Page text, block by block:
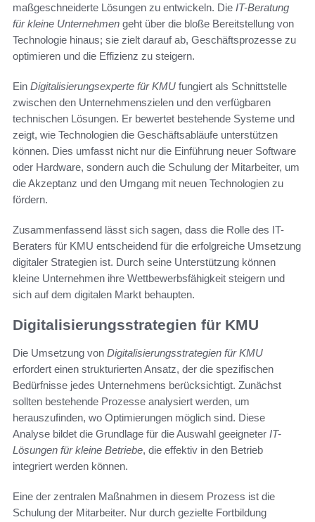
maßgeschneiderte Lösungen zu entwickeln. Die IT-Beratung
für kleine Unternehmen geht über die bloße Bereitstellung von
Technologie hinaus; sie zielt darauf ab, Geschäftsprozesse zu
optimieren und die Effizienz zu steigern.
Ein Digitalisierungsexperte für KMU fungiert als Schnittstelle
zwischen den Unternehmenszielen und den verfügbaren
technischen Lösungen. Er bewertet bestehende Systeme und
zeigt, wie Technologien die Geschäftsabläufe unterstützen
können. Dies umfasst nicht nur die Einführung neuer Software
oder Hardware, sondern auch die Schulung der Mitarbeiter, um
die Akzeptanz und den Umgang mit neuen Technologien zu
fördern.
Zusammenfassend lässt sich sagen, dass die Rolle des IT-
Beraters für KMU entscheidend für die erfolgreiche Umsetzung
digitaler Strategien ist. Durch seine Unterstützung können
kleine Unternehmen ihre Wettbewerbsfähigkeit steigern und
sich auf dem digitalen Markt behaupten.
Digitalisierungsstrategien für KMU
Die Umsetzung von Digitalisierungsstrategien für KMU
erfordert einen strukturierten Ansatz, der die spezifischen
Bedürfnisse jedes Unternehmens berücksichtigt. Zunächst
sollten bestehende Prozesse analysiert werden, um
herauszufinden, wo Optimierungen möglich sind. Diese
Analyse bildet die Grundlage für die Auswahl geeigneter IT-
Lösungen für kleine Betriebe, die effektiv in den Betrieb
integriert werden können.
Eine der zentralen Maßnahmen in diesem Prozess ist die
Schulung der Mitarbeiter. Nur durch gezielte Fortbildung